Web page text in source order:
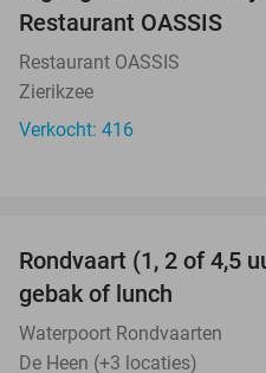
Restaurant OASSIS
Restaurant OASSIS
Zierikzee
Verkocht: 416
TODAY
Rondvaart (1, 2 of 4,5
gebak of lunch
Waterpoort Rondvaarten
De Heen (+3 locaties)